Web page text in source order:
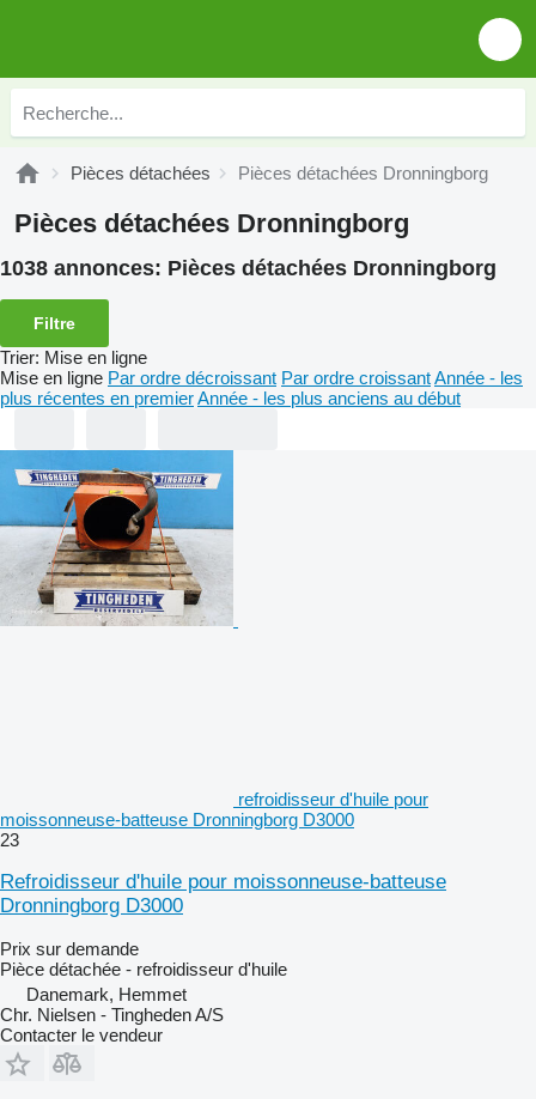
Pièces détachées Pièces détachées Dronningborg
Pièces détachées Dronningborg
1038 annonces: Pièces détachées Dronningborg
Filtre
Trier: Mise en ligne
Mise en ligne Par ordre décroissant Par ordre croissantAnnée - les
plus récentes en premierAnnée - les plus anciens au début
refroidisseur d'huile pour
moissonneuse-batteuse Dronningborg D3000
23
Refroidisseur d'huile pour moissonneuse-batteuse
Dronningborg D3000
Prix sur demande
Pièce détachée - refroidisseur d'huile
Danemark, Hemmet
Chr. Nielsen - Tingheden A/S
Contacter le vendeur